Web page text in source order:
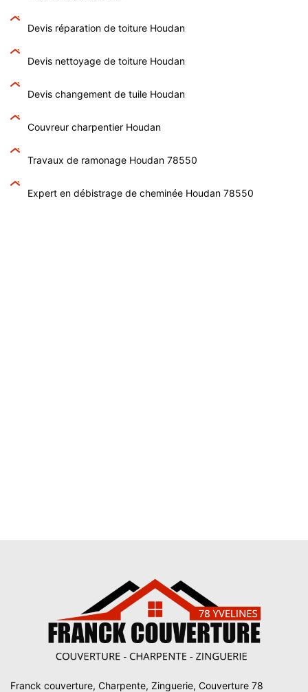
Devis réparation de toiture Houdan
Devis nettoyage de toiture Houdan
Devis changement de tuile Houdan
Couvreur charpentier Houdan
Travaux de ramonage Houdan 78550
Expert en débistrage de cheminée Houdan 78550
Franck couverture, Charpente, Zinguerie, Couverture 78